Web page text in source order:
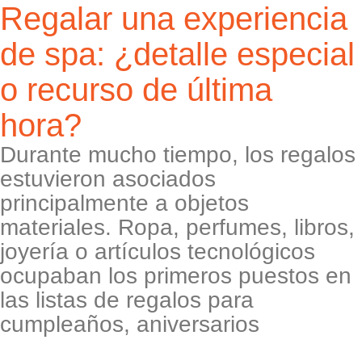
Regalar una experiencia
de spa: ¿detalle especial
o recurso de última
hora?
Durante mucho tiempo, los regalos
estuvieron asociados
principalmente a objetos
materiales. Ropa, perfumes, libros,
joyería o artículos tecnológicos
ocupaban los primeros puestos en
las listas de regalos para
cumpleaños, aniversarios